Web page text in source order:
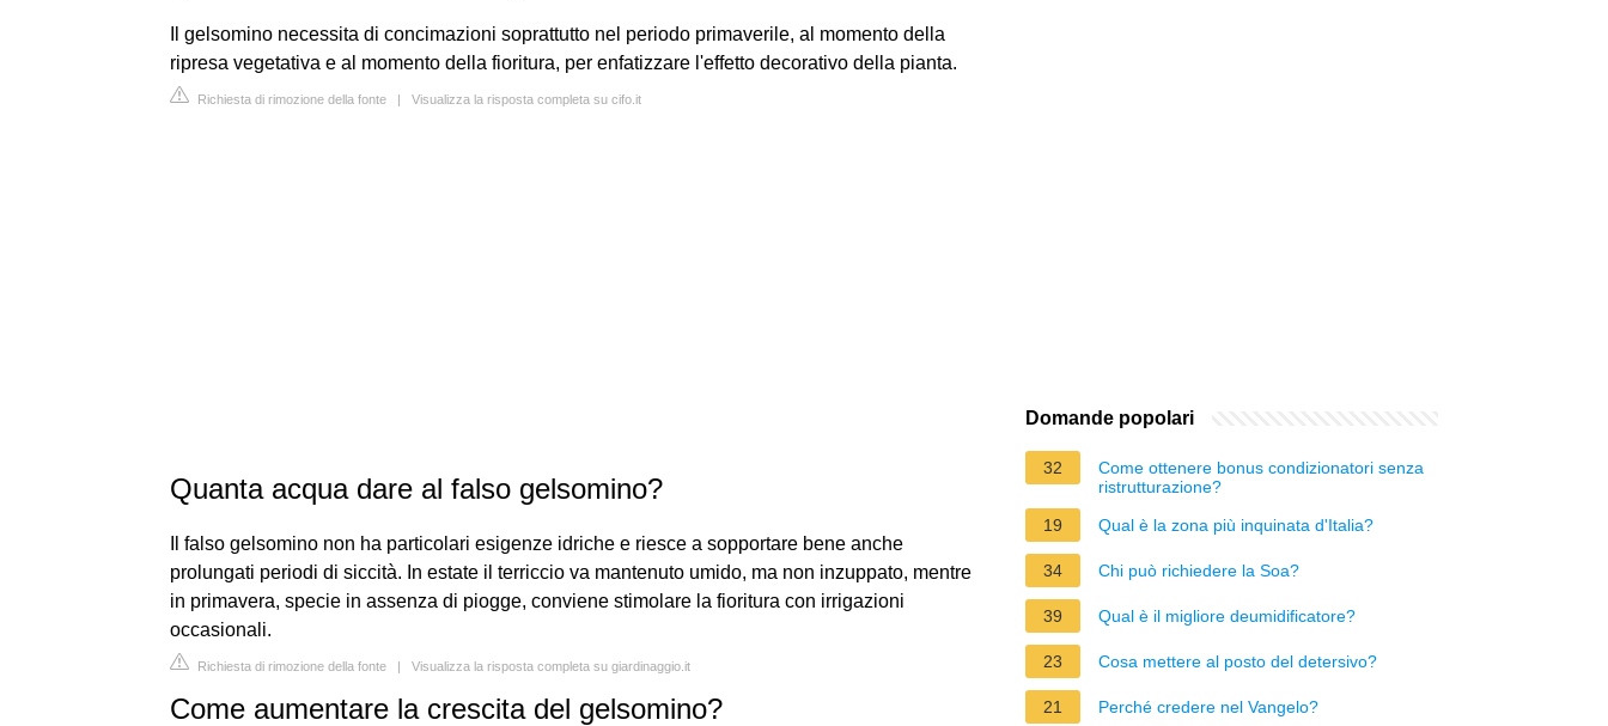
Il gelsomino necessita di concimazioni soprattutto nel periodo primaverile, al momento della
ripresa vegetativa e al momento della fioritura, per enfatizzare l'effetto decorativo della pianta.
Richiesta di rimozione della fonte | Visualizza la risposta completa su cifo.it
Quanta acqua dare al falso gelsomino?
Il falso gelsomino non ha particolari esigenze idriche e riesce a sopportare bene anche
prolungati periodi di siccità. In estate il terriccio va mantenuto umido, ma non inzuppato, mentre
in primavera, specie in assenza di piogge, conviene stimolare la fioritura con irrigazioni
occasionali.
Richiesta di rimozione della fonte | Visualizza la risposta completa su giardinaggio.it
Come aumentare la crescita del gelsomino?
Domande popolari
32
Come ottenere bonus condizionatori senza
ristrutturazione?
19
Qual è la zona più inquinata d'Italia?
34 Chi può richiedere la Soa?
39 Qual è il migliore deumidificatore?
23 Cosa mettere al posto del detersivo?
21 Perché credere nel Vangelo?